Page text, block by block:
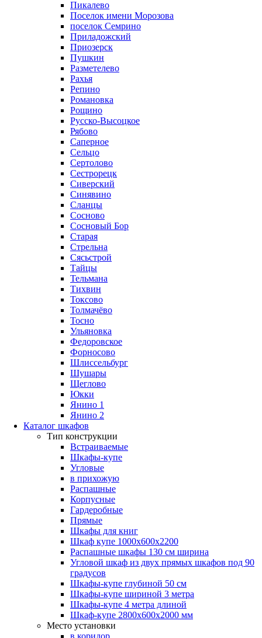
Пикалево
Поселок имени Морозова
поселок Семрино
Приладожский
Приозерск
Пушкин
Разметелево
Рахья
Репино
Романовка
Рощино
Русско-Высоцкое
Рябово
Саперное
Сельцо
Сертолово
Сестрорецк
Сиверский
Синявино
Сланцы
Сосново
Сосновый Бор
Старая
Стрельна
Сясьстрой
Тайцы
Тельмана
Тихвин
Токсово
Толмачёво
Тосно
Ульяновка
Федоровское
Форносово
Шлиссельбург
Шушары
Щеглово
Юкки
Янино 1
Янино 2
Каталог шкафов
Тип конструкции
Встраиваемые
Шкафы-купе
Угловые
в прихожую
Распашные
Корпусные
Гардеробные
Прямые
Шкафы для книг
Шкаф купе 1000х600х2200
Распашные шкафы 130 см ширина
Угловой шкаф из двух прямых шкафов под 90
градусов
Шкафы-купе глубиной 50 см
Шкафы-купе шириной 3 метра
Шкафы-купе 4 метра длиной
Шкаф-купе 2800х600х2000 мм
Место установки
в коридор